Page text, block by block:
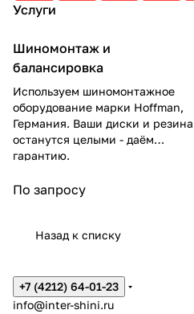
YOKOH
Услуги
Шиномонтаж и
балансировка
Используем шиномонтажное
оборудование марки Hoffman,
Германия. Ваши диски и резина
останутся целыми - даём
гарантию.
По запросу
Назад к списку
+7 (4212) 64-01-23
info@inter-shini.ru